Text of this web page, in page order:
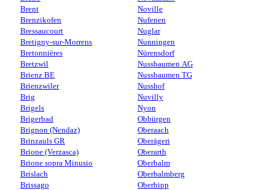
Brent
Brenzikofen
Bressaucourt
Bretigny-sur-Morrens
Bretonnières
Bretzwil
Brienz BE
Brienzwiler
Brig
Brigels
Brigerbad
Brignon (Nendaz)
Brinzauls GR
Brione (Verzasca)
Brione sopra Minusio
Brislach
Brissago
Noville
Nufenen
Nuglar
Nunningen
Nürensdorf
Nussbaumen AG
Nussbaumen TG
Nusshof
Nuvilly
Nyon
Obbürgen
Oberaach
Oberägeri
Oberarth
Oberbalm
Oberbalmberg
Oberbipp